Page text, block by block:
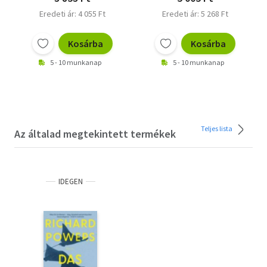
Eredeti ár: 4 055 Ft
Kosárba
5 - 10 munkanap
Eredeti ár: 5 268 Ft
Kosárba
5 - 10 munkanap
Az általad megtekintett termékek Teljes lista
IDEGEN